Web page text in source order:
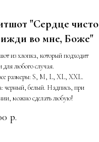
"Сердце чисто
во мне, Боже"
из хлопка, который подходит
для любого случая.
размеры: S, M, L, XL, XXL.
черный, белый. Надпись, при
можно сделать любую!
р.